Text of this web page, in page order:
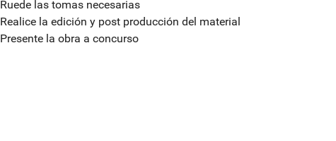
Ruede las tomas necesarias
Realice la edición y post producción del material
Presente la obra a concurso